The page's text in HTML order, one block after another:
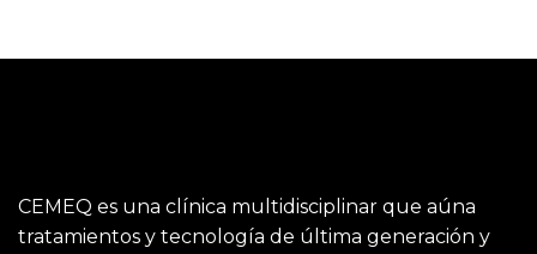
CEMEQ es una clínica multidisciplinar que aúna
tratamientos y tecnología de última generación y